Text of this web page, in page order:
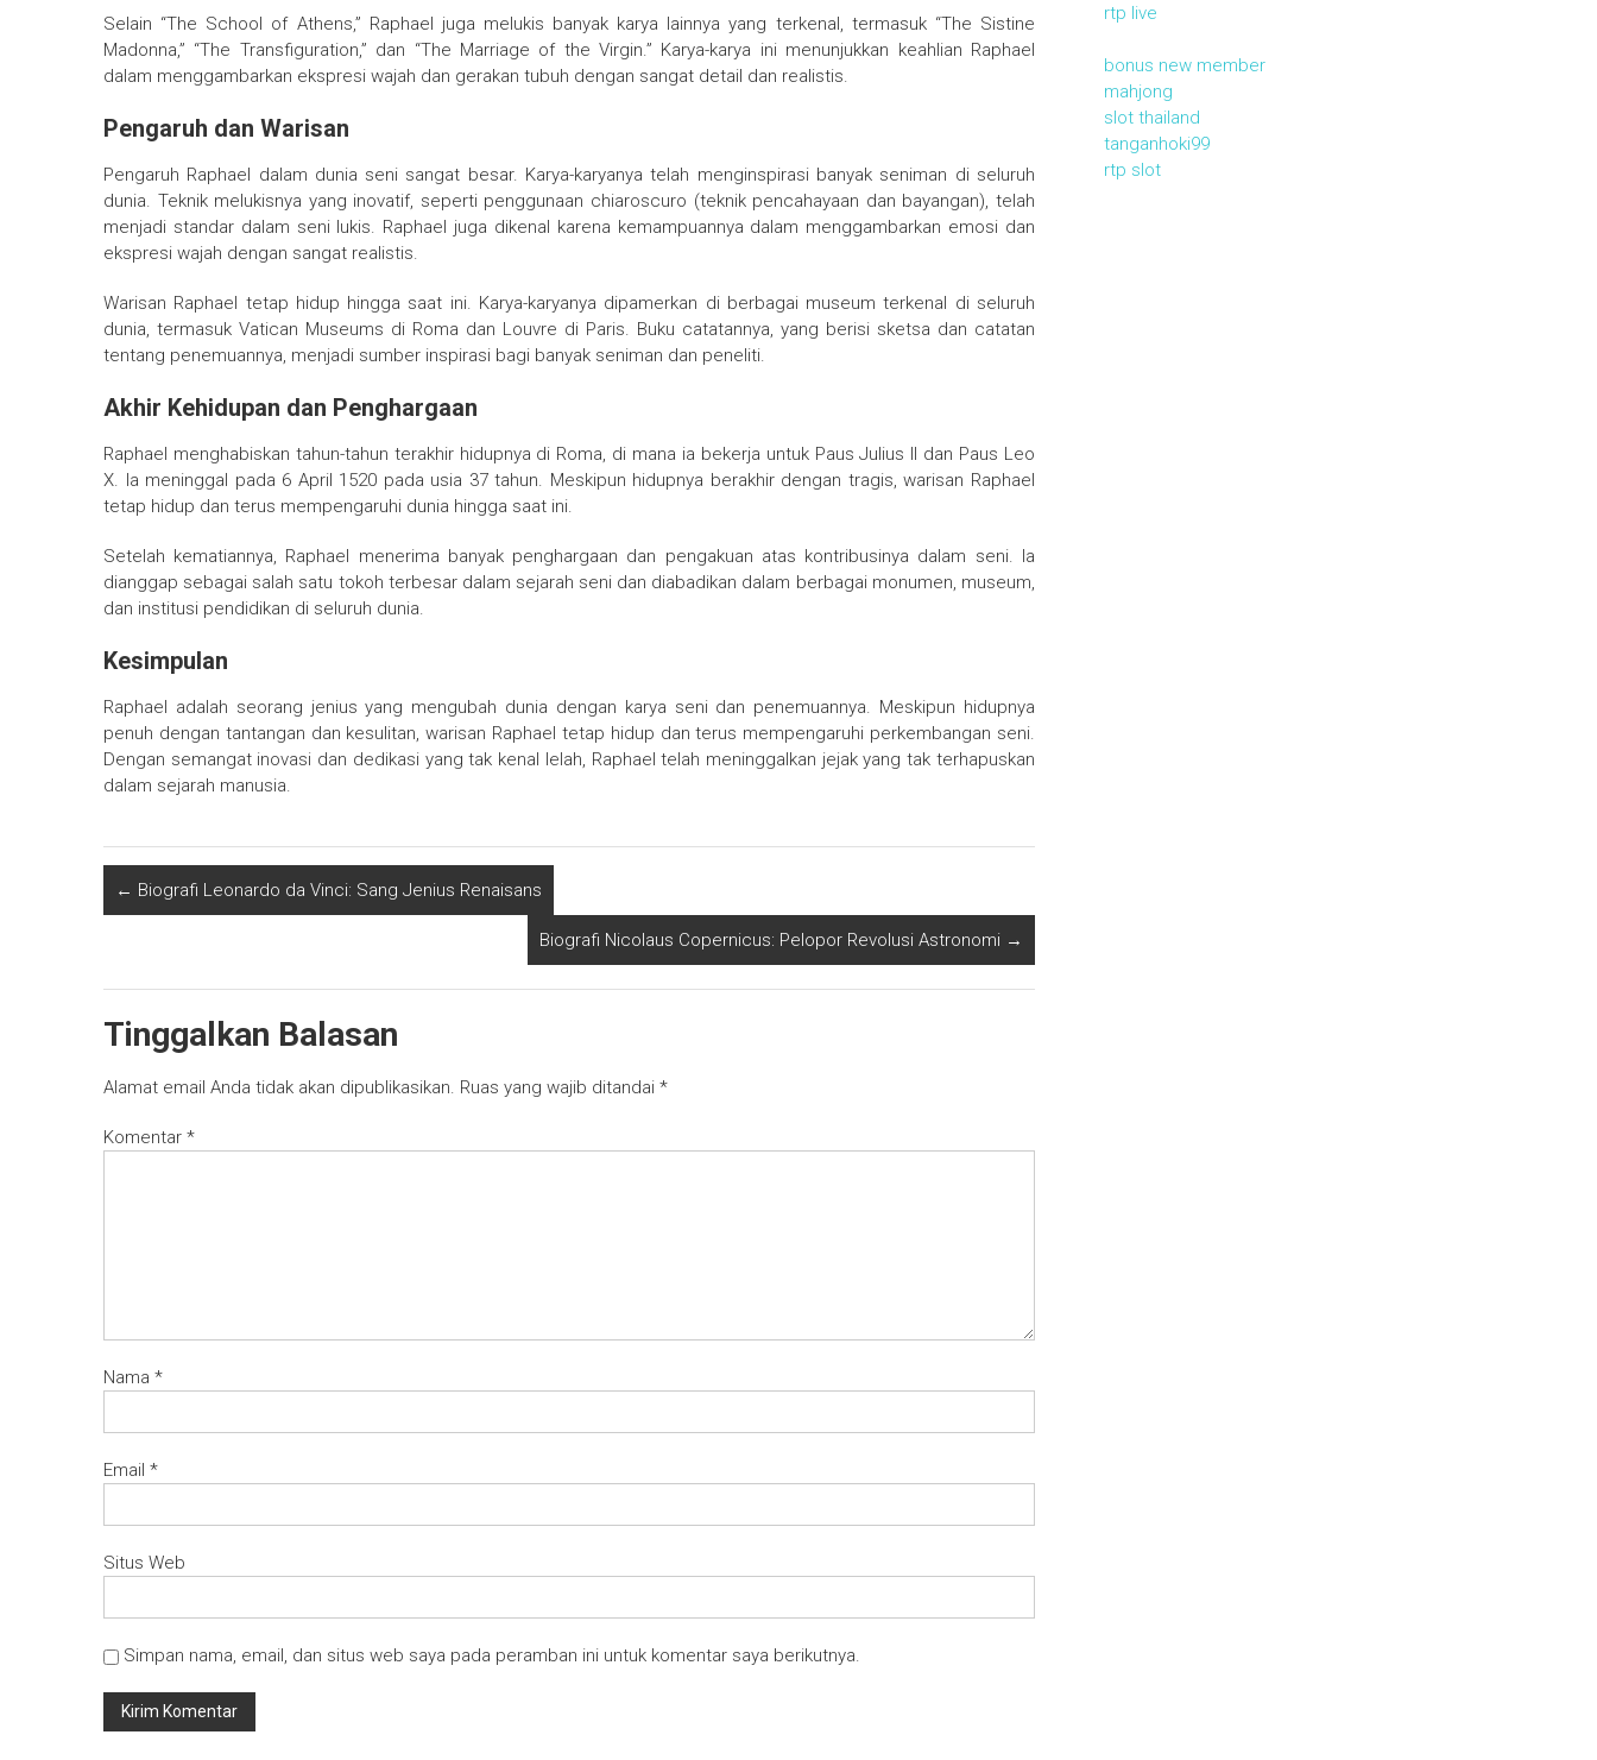
Selain “The School of Athens,” Raphael juga melukis banyak karya lainnya yang terkenal, termasuk “The Sistine
Madonna,” “The Transfiguration,” dan “The Marriage of the Virgin.” Karya-karya ini menunjukkan keahlian Raphael
dalam menggambarkan ekspresi wajah dan gerakan tubuh dengan sangat detail dan realistis.
Pengaruh dan Warisan
Pengaruh Raphael dalam dunia seni sangat besar. Karya-karyanya telah menginspirasi banyak seniman di seluruh
dunia. Teknik melukisnya yang inovatif, seperti penggunaan chiaroscuro (teknik pencahayaan dan bayangan), telah
menjadi standar dalam seni lukis. Raphael juga dikenal karena kemampuannya dalam menggambarkan emosi dan
ekspresi wajah dengan sangat realistis.
Warisan Raphael tetap hidup hingga saat ini. Karya-karyanya dipamerkan di berbagai museum terkenal di seluruh
dunia, termasuk Vatican Museums di Roma dan Louvre di Paris. Buku catatannya, yang berisi sketsa dan catatan
tentang penemuannya, menjadi sumber inspirasi bagi banyak seniman dan peneliti.
Akhir Kehidupan dan Penghargaan
Raphael menghabiskan tahun-tahun terakhir hidupnya di Roma, di mana ia bekerja untuk Paus Julius II dan Paus Leo
X. Ia meninggal pada 6 April 1520 pada usia 37 tahun. Meskipun hidupnya berakhir dengan tragis, warisan Raphael
tetap hidup dan terus mempengaruhi dunia hingga saat ini.
Setelah kematiannya, Raphael menerima banyak penghargaan dan pengakuan atas kontribusinya dalam seni. Ia
dianggap sebagai salah satu tokoh terbesar dalam sejarah seni dan diabadikan dalam berbagai monumen, museum,
dan institusi pendidikan di seluruh dunia.
Kesimpulan
Raphael adalah seorang jenius yang mengubah dunia dengan karya seni dan penemuannya. Meskipun hidupnya
penuh dengan tantangan dan kesulitan, warisan Raphael tetap hidup dan terus mempengaruhi perkembangan seni.
Dengan semangat inovasi dan dedikasi yang tak kenal lelah, Raphael telah meninggalkan jejak yang tak terhapuskan
dalam sejarah manusia.
← Biografi Leonardo da Vinci: Sang Jenius Renaisans
Biografi Nicolaus Copernicus: Pelopor Revolusi Astronomi →
Tinggalkan Balasan
Alamat email Anda tidak akan dipublikasikan. Ruas yang wajib ditandai *
Komentar *
Nama *
Email *
Situs Web
Simpan nama, email, dan situs web saya pada peramban ini untuk komentar saya berikutnya.
rtp live
bonus new member
mahjong
slot thailand
tanganhoki99
rtp slot